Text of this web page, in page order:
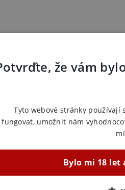
s krajkou, saténový pásek
svatební noc i chvíle, kdy
že vám
Tyto webové stránky používají
fungovat, umožnit nám
Bylo mi 18 let